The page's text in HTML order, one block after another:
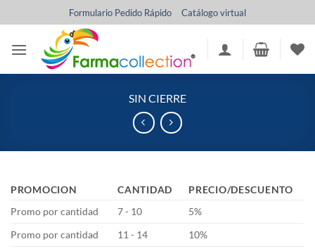
al
contenido
Formulario Pedido Rápido Catálogo virtual
SIN CIERRE
PROMOCION CANTIDAD
PRECIO/DESCUENTO
Promo por cantidad
7 - 10
5%
Promo por cantidad
11 - 14
10%